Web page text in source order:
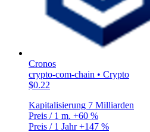
Cronos
crypto-com-chain • Crypto
$0.22
Kapitalisierung 7 Milliarden
Preis / 1 m. +60 %
Preis / 1 Jahr+147 %